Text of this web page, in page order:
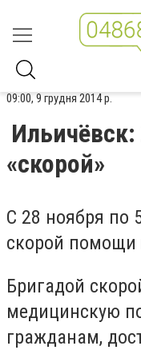
09:00, 9 грудня 2014 р.
«скорой»
С 28 ноября по
скорой помощи
Бригадой
медицинскую
гражданам,